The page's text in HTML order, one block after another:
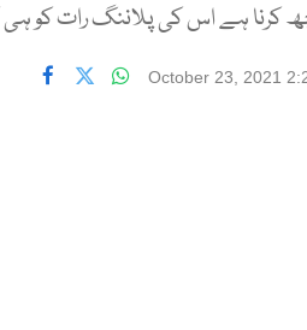
ہے اس کی پلاننگ رات کو ہی
October 23, 2021